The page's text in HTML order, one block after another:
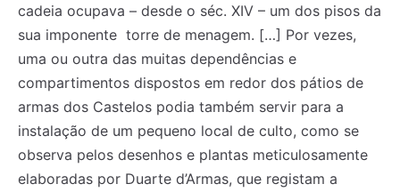
cadeia ocupava – desde o séc. XIV – um dos pisos da
sua imponente torre de menagem. […] Por vezes,
uma ou outra das muitas dependências e
compartimentos dispostos em redor dos pátios de
armas dos Castelos podia também servir para a
instalação de um pequeno local de culto, como se
observa pelos desenhos e plantas meticulosamente
elaboradas por Duarte d’Armas, que registam a